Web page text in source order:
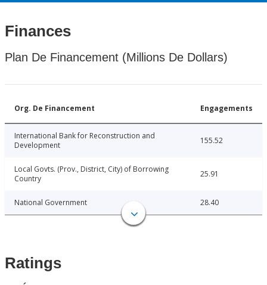
Finances
Plan De Financement (Millions De Dollars)
Org. De Financement Engagements
International Bank for Reconstruction and
Development
155.52
Local Govts. (Prov., District, City) of Borrowing
Country
25.91
National Government 28.40
Ratings